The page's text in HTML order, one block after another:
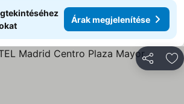
Árak megjelenítése